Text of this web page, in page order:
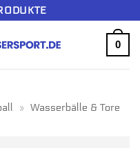
0
» Wasserbälle & Tore